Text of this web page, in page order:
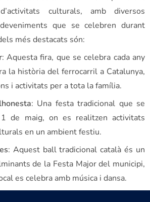
culturals, amb diversos
que se celebren durant
més destacats són:
: Aquesta fira, que se celebra cada any
la història del ferrocarril a Catalunya,
i activitats per a tota la família.
: Una festa tradicional que se
1 de maig, on es realitzen activitats
en un ambient festiu.
: Aquest ball tradicional català és un
de la Festa Major del municipi,
es celebra amb música i dansa.